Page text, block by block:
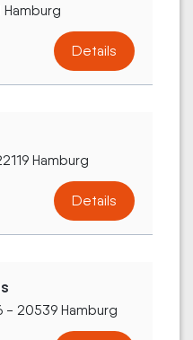
Details
Hamburg
Details
- 20539 Hamburg